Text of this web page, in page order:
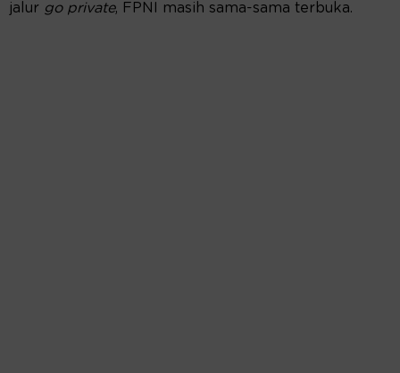
jalur go private, FPNI masih sama-sama terbuka.